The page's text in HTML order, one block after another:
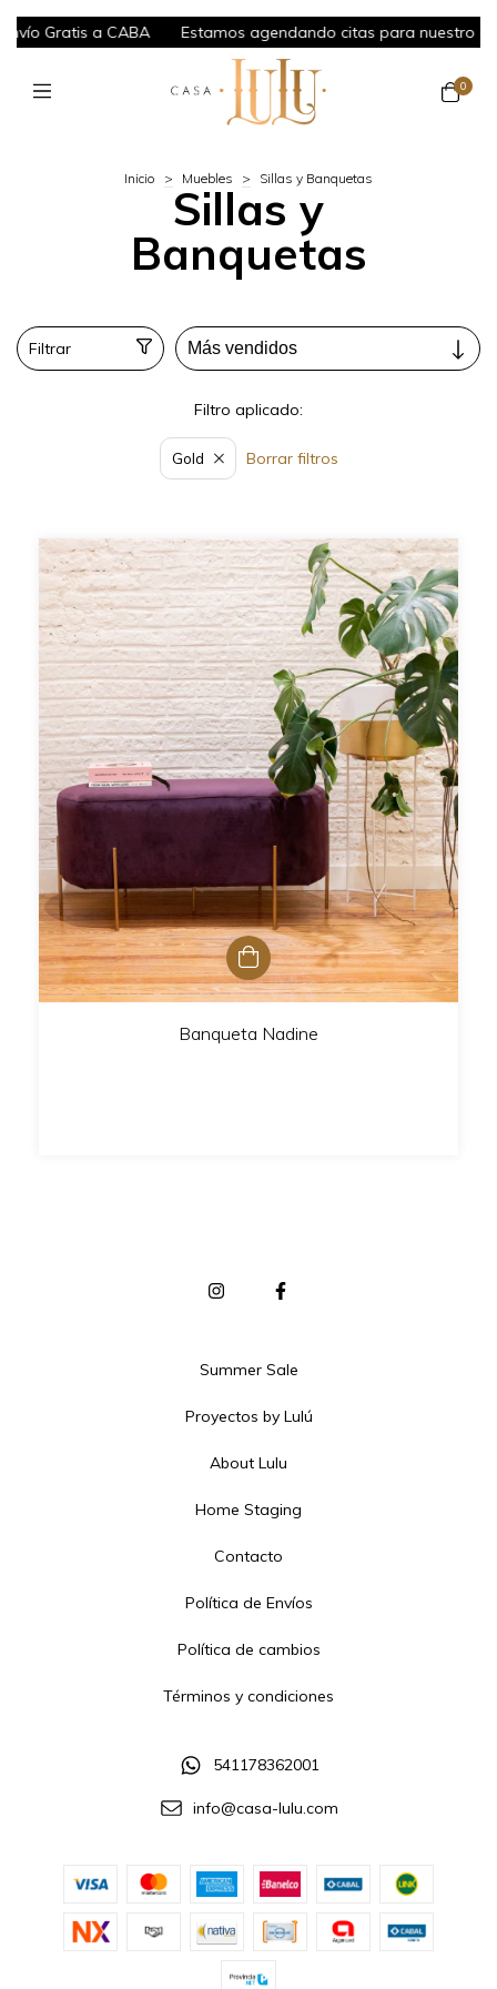
Gratis a CABA Estamos agendando citas para nuestro
0
Inicio > Muebles > Sillas y Banquetas
Sillas y
Banquetas
Filtrar
Filtro aplicado:
Gold Borrar filtros
Banqueta Nadine
Summer Sale
Proyectos by Lulú
About Lulu
Home Staging
Contacto
Política de Envíos
Política de cambios
Términos y condiciones
541178362001
info@casa-lulu.com